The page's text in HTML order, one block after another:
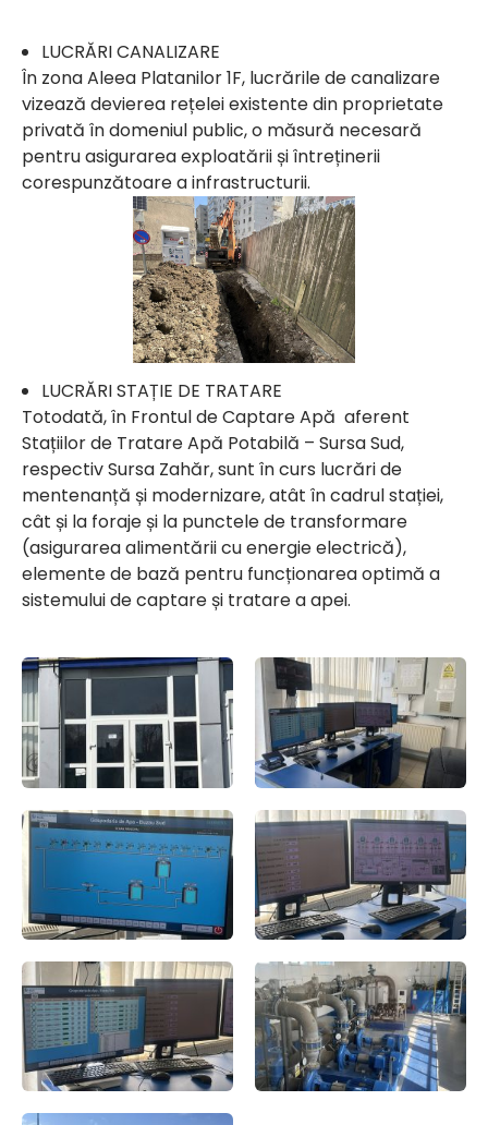
LUCRĂRI CANALIZARE
În zona Aleea Platanilor 1F, lucrările de canalizare
vizează devierea rețelei existente din proprietate
privată în domeniul public, o măsură necesară
pentru asigurarea exploatării și întreținerii
corespunzătoare a infrastructurii.
LUCRĂRI STAȚIE DE TRATARE
Totodată, în Frontul de Captare Apă aferent
Stațiilor de Tratare Apă Potabilă – Sursa Sud,
respectiv Sursa Zahăr, sunt în curs lucrări de
mentenanță și modernizare, atât în cadrul stației,
cât și la foraje și la punctele de transformare
(asigurarea alimentării cu energie electrică),
elemente de bază pentru funcționarea optimă a
sistemului de captare și tratare a apei.